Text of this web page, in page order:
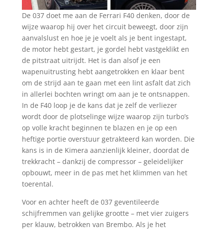
De 037 doet me aan de Ferrari F40 denken, door de
wijze waarop hij over het circuit beweegt, door zijn
aanvalslust en hoe je je voelt als je bent ingestapt,
de motor hebt gestart, je gordel hebt vastgeklikt en
de pitstraat uitrijdt. Het is dan alsof je een
wapenuitrusting hebt aangetrokken en klaar bent
om de strijd aan te gaan met een lint asfalt dat zich
in allerlei bochten wringt om aan je te ontsnappen.
In de F40 loop je de kans dat je zelf de verliezer
wordt door de plotselinge wijze waarop zijn turbo’s
op volle kracht beginnen te blazen en je op een
heftige portie overstuur getrakteerd kan worden. Die
kans is in de Kimera aanzienlijk kleiner, doordat de
trekkracht – dankzij de compressor – geleidelijker
opbouwt, meer in de pas met het klimmen van het
toerental.
Voor en achter heeft de 037 geventileerde
schijfremmen van gelijke grootte – met vier zuigers
per klauw, betrokken van Brembo. Als je het